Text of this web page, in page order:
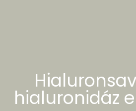
hialuronidáz